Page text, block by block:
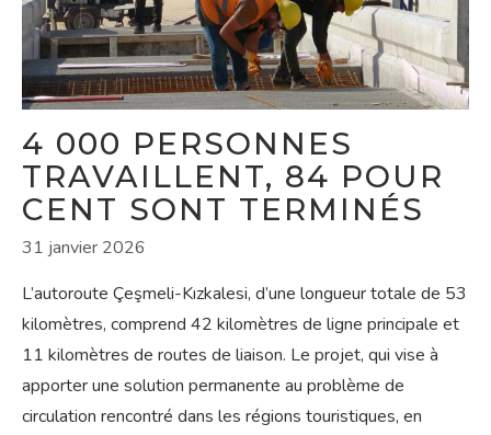
4 000 PERSONNES
TRAVAILLENT, 84 POUR
CENT SONT TERMINÉS
31 janvier 2026
L’autoroute Çeşmeli-Kızkalesi, d’une longueur totale de 53
kilomètres, comprend 42 kilomètres de ligne principale et
11 kilomètres de routes de liaison. Le projet, qui vise à
apporter une solution permanente au problème de
circulation rencontré dans les régions touristiques, en